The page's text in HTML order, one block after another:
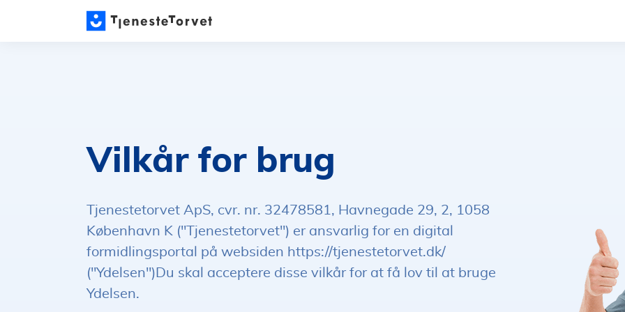
Vilkår for brug
Tjenestetorvet ApS, cvr. nr. 32478581, Havnegade 29, 2, 1058
København K ("Tjenestetorvet") er ansvarlig for en digital
formidlingsportal på websiden https://tjenestetorvet.dk/
("Ydelsen")Du skal acceptere disse vilkår for at få lov til at bruge
Ydelsen.